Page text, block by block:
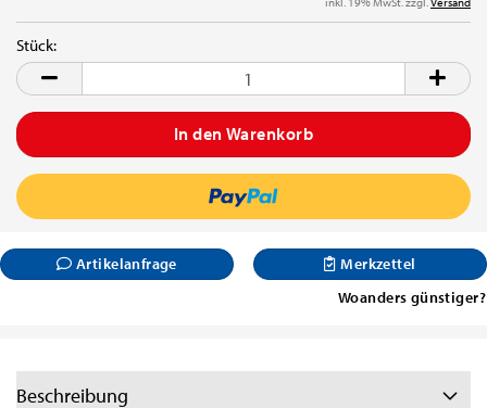
Stück:
Stück
Artikelanfrage
Merkzettel
Woanders günstiger?
Beschreibung